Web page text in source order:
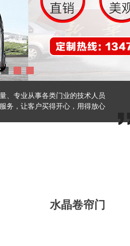
、专业从事各类门业的技术人员
务，让客户买得开心，用得放心
水晶卷帘门